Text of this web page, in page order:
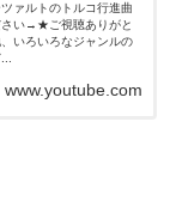
ァルトのトルコ行進曲
さい→★ご視聴ありがと
いろいろなジャンルの
www.youtube.com